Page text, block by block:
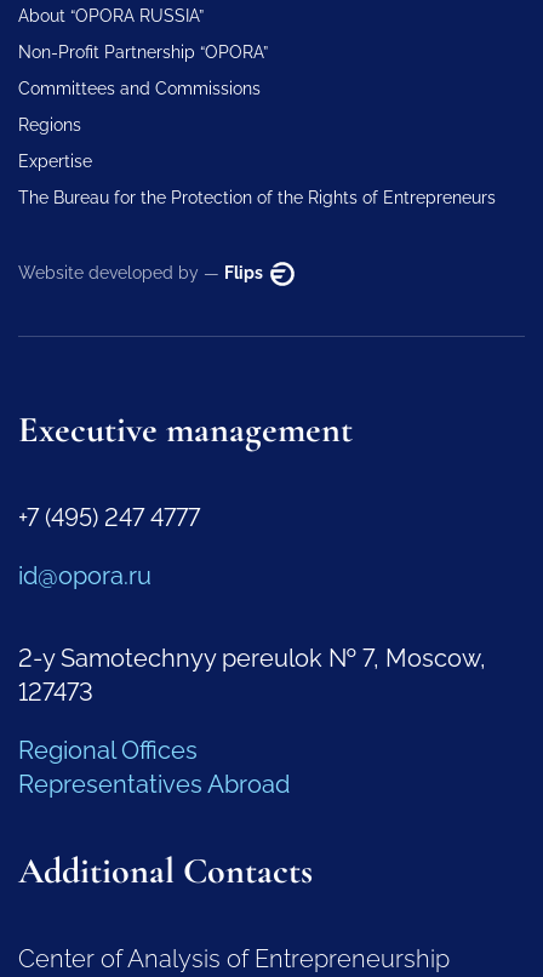
About “OPORA RUSSIA”
Non-Profit Partnership “OPORA”
Committees and Commissions
Regions
Expertise
The Bureau for the Protection of the Rights of Entrepreneurs
Website developed by — Flips
Executive management
+7 (495) 247 4777
id@opora.ru
2-y Samotechnyy pereulok № 7, Moscow,
127473
Regional Offices
Representatives Abroad
Additional Contacts
Center of Analysis of Entrepreneurship